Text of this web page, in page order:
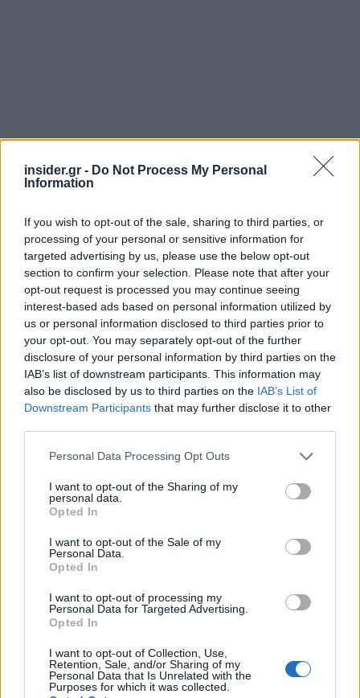
insider.gr - Do Not Process My Personal
Information
If you wish to opt-out of the sale, sharing to third parties, or
processing of your personal or sensitive information for
targeted advertising by us, please use the below opt-out
section to confirm your selection. Please note that after your
opt-out request is processed you may continue seeing
interest-based ads based on personal information utilized by
us or personal information disclosed to third parties prior to
your opt-out. You may separately opt-out of the further
disclosure of your personal information by third parties on the
IAB’s list of downstream participants. This information may
also be disclosed by us to third parties on the IAB’s List of
Downstream Participants that may further disclose it to other
Please note that this website/app uses one or more Google
not limited to your visit or usage behaviour. You may click to
grant or deny consent to Google and its third-party tags to
use your data for below specified purposes in below Google
consent section.
Personal Data Processing Opt Outs
I want to opt-out of the Sharing of my
personal data.
Opted In
I want to opt-out of the Sale of my
Personal Data.
Opted In
I want to opt-out of processing my
Personal Data for Targeted Advertising.
Opted In
I want to opt-out of Collection, Use,
Retention, Sale, and/or Sharing of my
Personal Data that Is Unrelated with the
Purposes for which it was collected.
του Δημοσίου. Η εμβληματική δράση που αφορά
περίπου 1,2 δισεκατομμύρια σελίδες αρχείων σε
κρίσιμους τομείς, όπως η Δικαιοσύνη, η Υγεία, το
αναμένεται να αποφέρει ετήσιο οικονομικό
όφελος της τάξης των 180 εκατ. ευρώ.
Παράλληλα, υπολογίζεται ότι θα εξοικονομούνται
περίπου 130 εκατομμύρια φύλλα χαρτιού ετησίως,
ενώ οι εκπομπές διοξειδίου του άνθρακα θα
μειωθούν κατά περίπου 2.100 τόνους.